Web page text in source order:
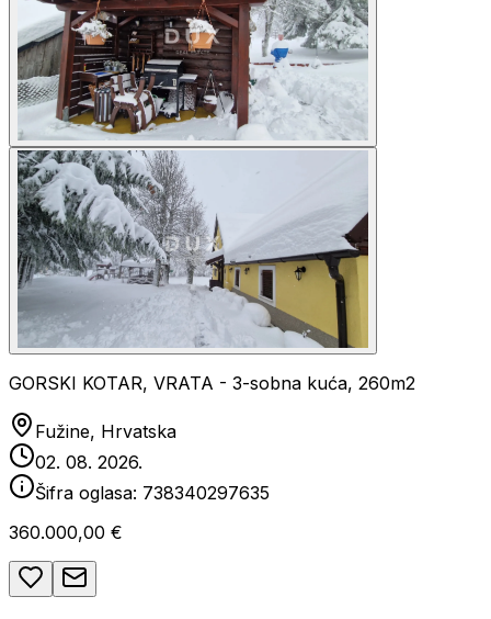
GORSKI KOTAR, VRATA - 3-sobna kuća, 260m2
Fužine, Hrvatska
02. 08. 2026.
Šifra oglasa: 738340297635
360.000,00 €